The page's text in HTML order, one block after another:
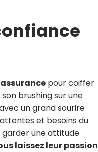
pour coiffer
brushing sur une
un grand sourire
et besoins du
garder une attitude
laissez leur passion